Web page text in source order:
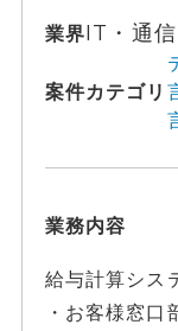
業界IT・通
案件カテゴリ
業務内容
給与計算シス
・お客様窓口